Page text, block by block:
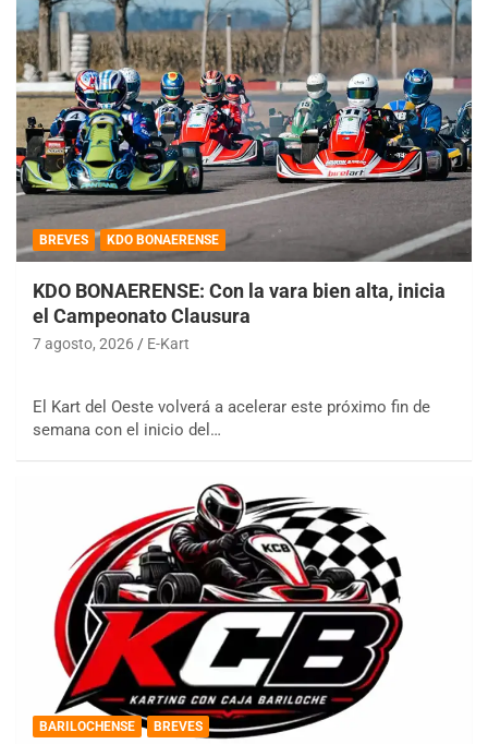
BREVES KDO BONAERENSE
KDO BONAERENSE: Con la vara bien alta, inicia
el Campeonato Clausura
7 agosto, 2026 E-Kart
El Kart del Oeste volverá a acelerar este próximo fin de
semana con el inicio del…
BARILOCHENSE BREVES